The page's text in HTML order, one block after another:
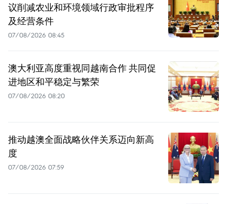
议削减农业和环境领域行政审批程序
及经营条件
07/08/2026 08:45
澳大利亚高度重视同越南合作 共同促
进地区和平稳定与繁荣
07/08/2026 08:20
推动越澳全面战略伙伴关系迈向新高
度
07/08/2026 07:59